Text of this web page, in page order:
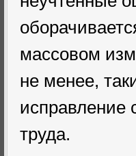
массовом
не менее,
исправление
труда.